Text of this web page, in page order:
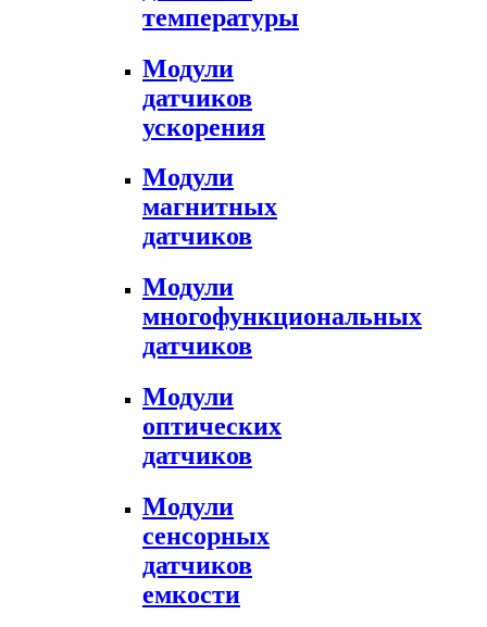
температуры
Модули
датчиков
ускорения
Модули
магнитных
датчиков
Модули
многофункциональных
датчиков
Модули
оптических
датчиков
Модули
сенсорных
датчиков
емкости